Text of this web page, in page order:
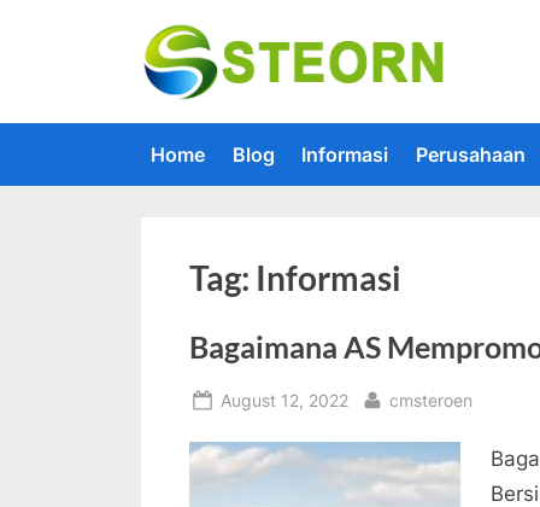
Home Blog Informasi Perusahaan
Tag: Informasi
Bagaimana AS
Posted
August 12, 2022 By
cmsteroen